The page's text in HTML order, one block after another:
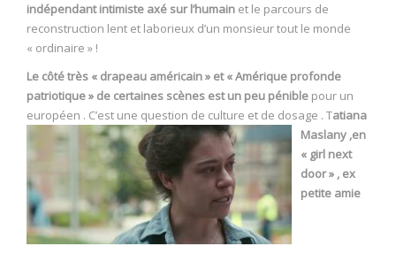
indépendant intimiste axé sur l’humain et le parcours de
reconstruction lent et laborieux d’un monsieur tout le monde
« ordinaire » !
Le côté très « drapeau américain » et « Amérique profonde
patriotique » de certaines scènes est un peu pénible pour un
européen . C’est une question de culture et de dosage . Tatiana
Maslany ,en
« girl next
door » , ex
petite amie